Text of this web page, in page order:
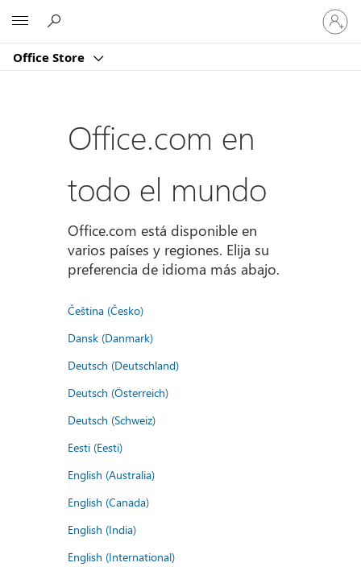
Office Store
Iniciar
sesión
en
cuenta
Office.com en
todo el mundo
Office.com está disponible en
varios países y regiones. Elija su
preferencia de idioma más abajo.
Čeština (Česko)
Dansk (Danmark)
Deutsch (Deutschland)
Deutsch (Österreich)
Deutsch (Schweiz)
Eesti (Eesti)
English (Australia)
English (Canada)
English (India)
English (International)